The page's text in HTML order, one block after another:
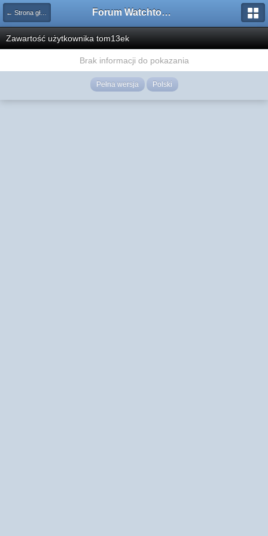
← Strona główna Forum Watchtower
Zawartość użytkownika tom13ek
Brak informacji do pokazania
Pełna wersja Polski